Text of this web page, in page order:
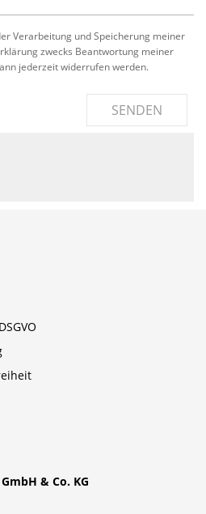
Verarbeitung und Speicherung meiner
zwecks Beantwortung meiner
jederzeit widerrufen werden.
SENDEN
& Co. KG